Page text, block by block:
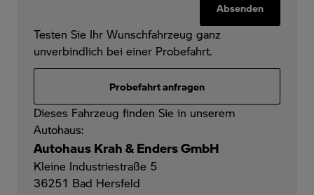
Absenden
Testen Sie Ihr Wunschfahrzeug ganz
unverbindlich bei einer Probefahrt.
Probefahrt anfragen
Dieses Fahrzeug finden Sie in unserem
Autohaus:
Autohaus Krah & Enders GmbH
Kleine Industriestraße 5
36251 Bad Hersfeld